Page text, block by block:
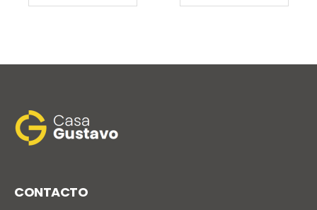
CONTACTO